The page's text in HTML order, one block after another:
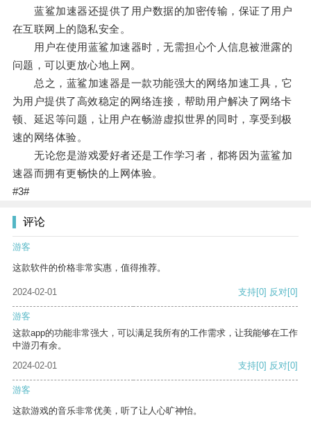
蓝鲨加速器还提供了用户数据的加密传输，保证了用户
在互联网上的隐私安全。
用户在使用蓝鲨加速器时，无需担心个人信息被泄露的
问题，可以更放心地上网。
总之，蓝鲨加速器是一款功能强大的网络加速工具，它
为用户提供了高效稳定的网络连接，帮助用户解决了网络卡
顿、延迟等问题，让用户在畅游虚拟世界的同时，享受到极
速的网络体验。
无论您是游戏爱好者还是工作学习者，都将因为蓝鲨加
速器而拥有更畅快的上网体验。
#3#
评论
游客
这款软件的价格非常实惠，值得推荐。
2024-02-01 支持[0] 反对[0]
游客
这款app的功能非常强大，可以满足我所有的工作需求，让我能够在工作
中游刃有余。
2024-02-01
支持[0] 反对[0]
游客
这款游戏的音乐非常优美，听了让人心旷神怡。